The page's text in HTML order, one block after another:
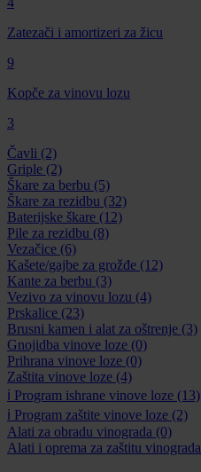
Zatezači i amortizeri za žicu
9
Kopče za vinovu lozu
3
Čavli (2)
Griple (2)
Škare za berbu (5)
Škare za rezidbu (32)
Baterijske škare (12)
Pile za rezidbu (8)
Vezačice (6)
Kašete/gajbe za grožđe (12)
Kante za berbu (3)
Vezivo za vinovu lozu (4)
Prskalice (23)
Brusni kamen i alat za oštrenje (3)
Gnojidba vinove loze (0)
Prihrana vinove loze (0)
Zaštita vinove loze (4)
ℹ️ Program ishrane vinove loze (13)
ℹ️ Program zaštite vinove loze (2)
Alati za obradu vinograda (0)
Alati i oprema za zaštitu vinograda